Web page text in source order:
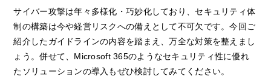
サイバー攻撃は年々多様化・巧妙化しており、セキュリティ体
制の構築は今や経営リスクへの備えとして不可欠です。今回ご
紹介したガイドラインの内容を踏まえ、万全な対策を整えまし
ょう。併せて、Microsoft 365のようなセキュリティ性に優れ
たソリューションの導入もぜひ検討してみてください。